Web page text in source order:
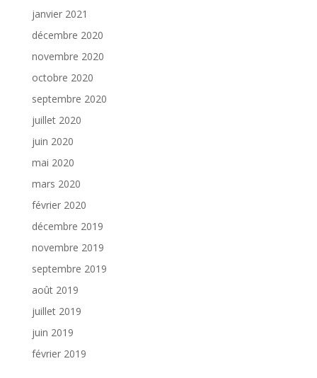
janvier 2021
décembre 2020
novembre 2020
octobre 2020
septembre 2020
juillet 2020
juin 2020
mai 2020
mars 2020
février 2020
décembre 2019
novembre 2019
septembre 2019
août 2019
juillet 2019
juin 2019
février 2019